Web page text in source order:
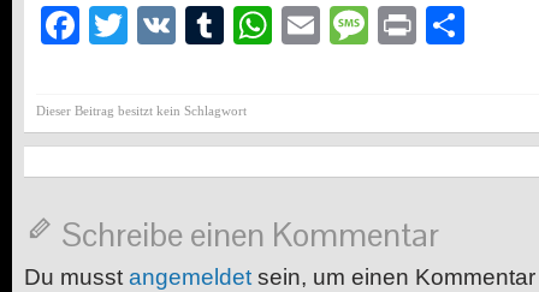
Facebook
Twitter
VK Tumblr
WhatsApp
EmailMessage
Print
Dieser Beitrag besitzt kein Schlagwort
Schreibe einen Kommentar
Du musst angemeldet sein, um einen